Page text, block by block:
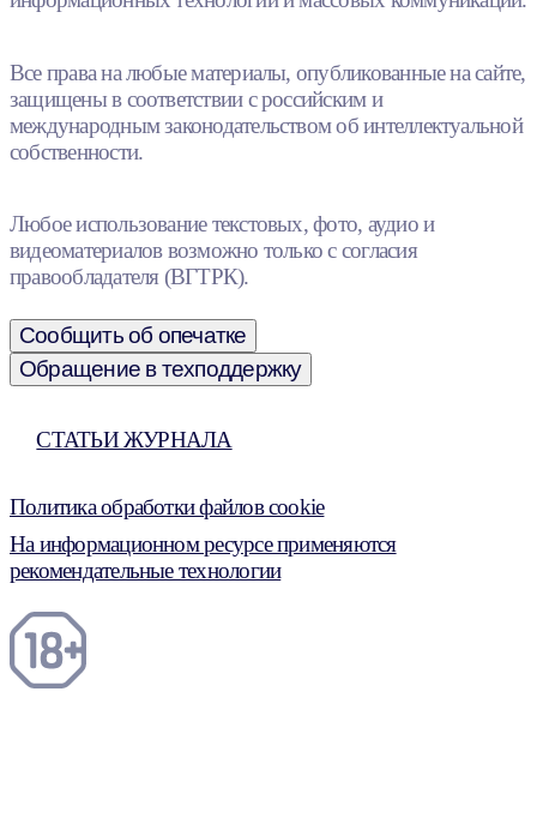
Все права на любые материалы, опубликованные на сайте,
защищены в соответствии с российским и
международным законодательством об интеллектуальной
собственности.
Любое использование текстовых, фото, аудио и
видеоматериалов возможно только с согласия
правообладателя (ВГТРК).
Сообщить об опечатке
Обращение в техподдержку
СТАТЬИ ЖУРНАЛА
Политика обработки файлов cookie
На информационном ресурсе применяются
рекомендательные технологии